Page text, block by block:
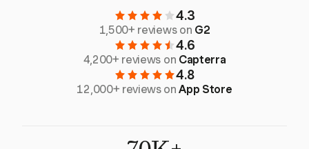
4.3
1,500+ reviews on G2
4.6
4,200+ reviews on Capterra
4.8
12,000+ reviews onApp Store